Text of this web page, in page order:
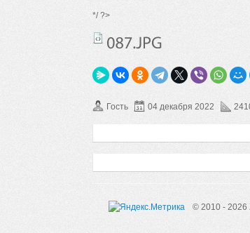
*/ ?>
Гость 04 декабря 2022
© 2010 - 2026